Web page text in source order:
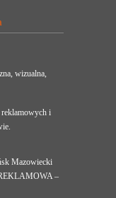
wizualna,
reklamowych i
Mazowiecki
–